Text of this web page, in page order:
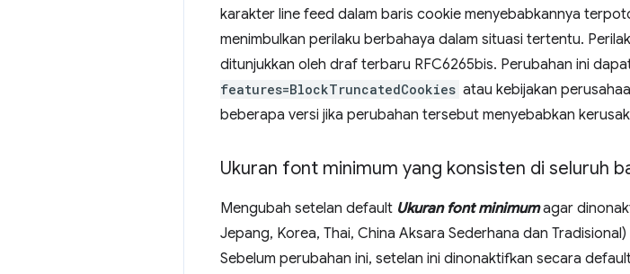
karakter line feed dalam baris cookie menyebabkannya
menimbulkan perilaku berbahaya dalam situasi tertentu.
ditunjukkan oleh draf terbaru RFC6265bis. Perubahan ini
features=BlockTruncatedCookies atau kebijakan
beberapa versi jika perubahan tersebut menyebabkan
Ukuran font minimum yang konsisten di seluruh
Mengubah setelan default Ukuran font minimumagar
Jepang, Korea, Thai, China Aksara Sederhana dan
Sebelum perubahan ini, setelan ini dinonaktifkan secara